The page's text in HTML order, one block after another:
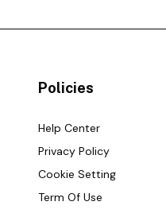
Policies
Help Center
Privacy Policy
Cookie Setting
Term Of Use